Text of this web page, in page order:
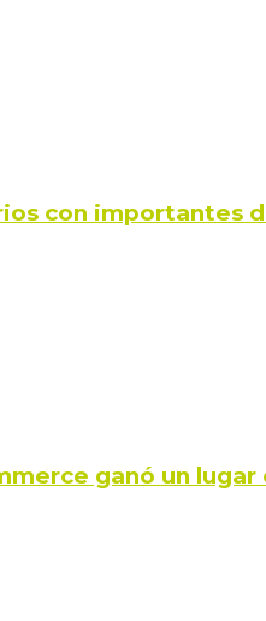
con importantes
ganó un